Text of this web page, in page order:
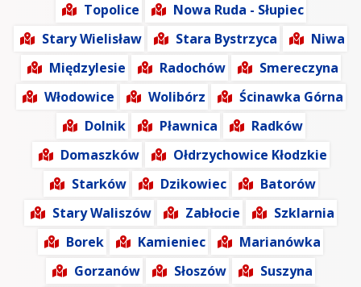
Topolice
Nowa Ruda - Słupiec
Stary Wielisław
Stara Bystrzyca
Niwa
Międzylesie
Radochów
Smereczyna
Włodowice
Wolibórz
Ścinawka Górna
Dolnik
Pławnica
Radków
Domaszków
Ołdrzychowice Kłodzkie
Starków
Dzikowiec
Batorów
Stary Waliszów
Zabłocie
Szklarnia
Borek
Kamieniec
Marianówka
Gorzanów
Słoszów
Suszyna